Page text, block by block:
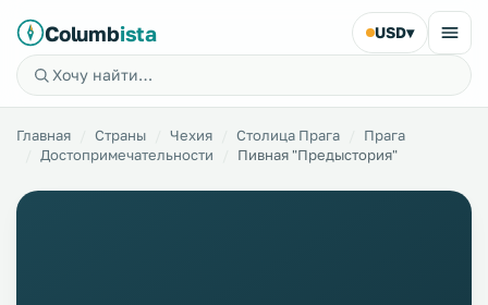
Columbista USD▾
Главная Страны Чехия Столица Прага
Прага
Достопримечательности
Пивная "Предыстория"